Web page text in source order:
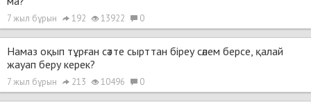
7 жыл бұрын 192 13922 0
Намаз оқып тұрған сәтте сырттан біреу сәлем берсе, қалай
жауап беру керек?
7 жыл бұрын 213 10496 0